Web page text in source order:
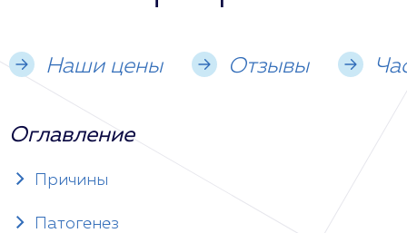
Наши цены Отзывы
Оглавление
Причины
Патогенез